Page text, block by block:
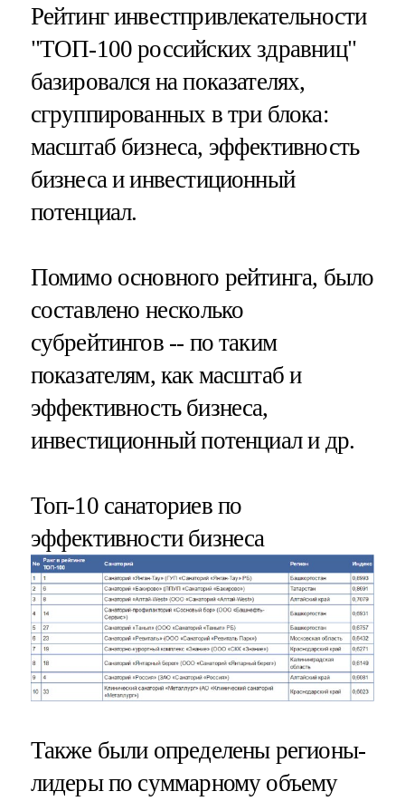
Рейтинг инвестпривлекательности
"ТОП-100 российских здравниц"
базировался на показателях,
сгруппированных в три блока:
масштаб бизнеса, эффективность
бизнеса и инвестиционный
потенциал.
Помимо основного рейтинга, было
составлено несколько
субрейтингов -- по таким
показателям, как масштаб и
эффективность бизнеса,
инвестиционный потенциал и др.
Топ-10 санаториев по
эффективности бизнеса
Также были определены регионы-
лидеры по суммарному объему